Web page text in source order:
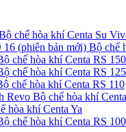
chế hòa khí Centa Su
Bộ chế
chế hòa khí Centa RS 150
chế hòa khí Centa RS 125
chế hòa khí Centa RS 110
Bộ chế hòa khí
hòa khí Centa Ya
chế hòa khí Centa RS 100